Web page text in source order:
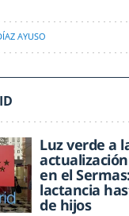
AYUSO
Luz verde a
en el
lactancia
de hijos